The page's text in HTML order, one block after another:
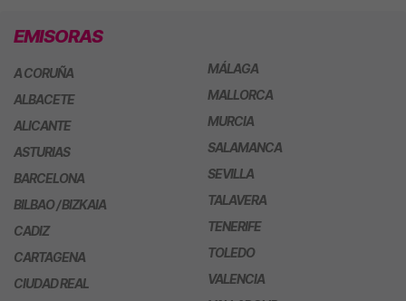
EMISORAS
A CORUÑA
ALBACETE
ALICANTE
ASTURIAS
BARCELONA
BILBAO / BIZKAIA
CADIZ
CARTAGENA
CIUDAD REAL
MÁLAGA
MALLORCA
MURCIA
SALAMANCA
SEVILLA
TALAVERA
TENERIFE
TOLEDO
VALENCIA